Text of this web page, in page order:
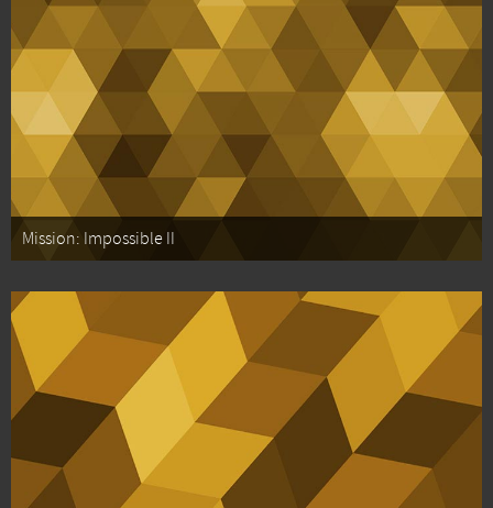
Mission: Impossible II